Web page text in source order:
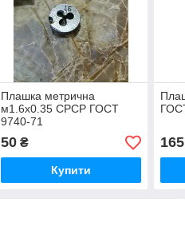
Плашка метрична
м1.6х0.35 СРСР ГОСТ
9740-71
50₴
Купити
165